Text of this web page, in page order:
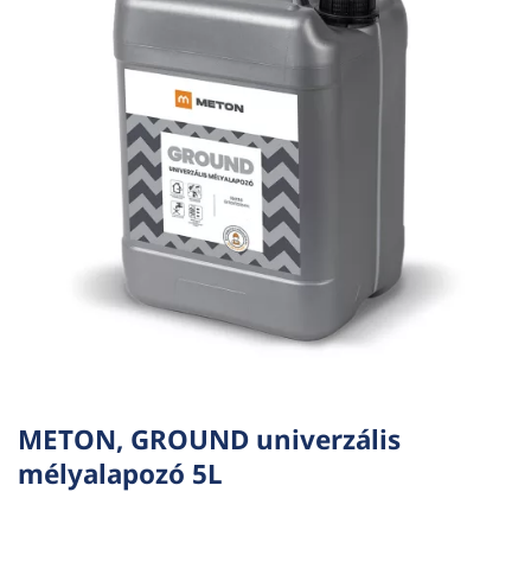
METON, GROUND univerzális
mélyalapozó 5L